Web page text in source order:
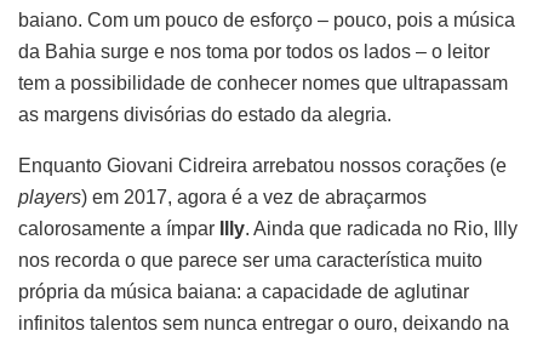
baiano. Com um pouco de esforço – pouco, pois a música
da Bahia surge e nos toma por todos os lados – o leitor
tem a possibilidade de conhecer nomes que ultrapassam
as margens divisórias do estado da alegria.
Enquanto Giovani Cidreira arrebatou nossos corações (e
players) em 2017, agora é a vez de abraçarmos
calorosamente a ímpar
Illy. Ainda que radicada no Rio, Illy
nos recorda o que parece ser uma característica muito
própria da música baiana: a capacidade de aglutinar
infinitos talentos sem nunca entregar o ouro, deixando na